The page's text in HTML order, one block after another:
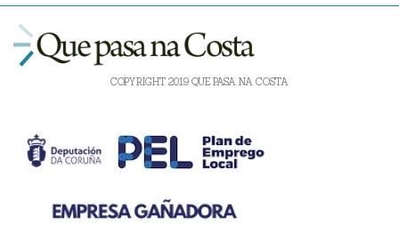
COPYRIGHT 2019 QUE PASA NA COSTA